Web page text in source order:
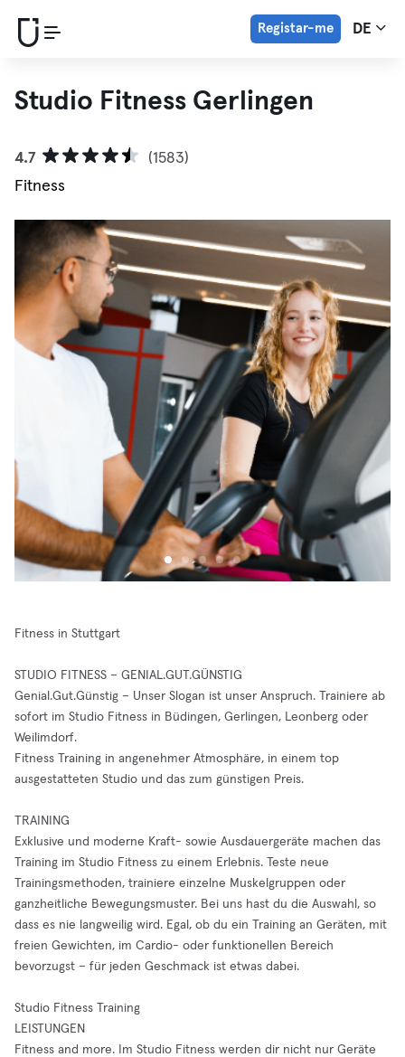
Registar-me DE
Studio Fitness Gerlingen
4.7
(1583)
Fitness
Fitness in Stuttgart
STUDIO FITNESS – GENIAL.GUT.GÜNSTIG
Genial.Gut.Günstig – Unser Slogan ist unser Anspruch. Trainiere ab
sofort im Studio Fitness in Büdingen, Gerlingen, Leonberg oder
Weilimdorf.
Fitness Training in angenehmer Atmosphäre, in einem top
ausgestatteten Studio und das zum günstigen Preis.
TRAINING
Exklusive und moderne Kraft- sowie Ausdauergeräte machen das
Training im Studio Fitness zu einem Erlebnis. Teste neue
Trainingsmethoden, trainiere einzelne Muskelgruppen oder
ganzheitliche Bewegungsmuster. Bei uns hast du die Auswahl, so
dass es nie langweilig wird. Egal, ob du ein Training an Geräten, mit
freien Gewichten, im Cardio- oder funktionellen Bereich
bevorzugst – für jeden Geschmack ist etwas dabei.
Studio Fitness Training
LEISTUNGEN
Fitness and more. Im Studio Fitness werden dir nicht nur Geräte